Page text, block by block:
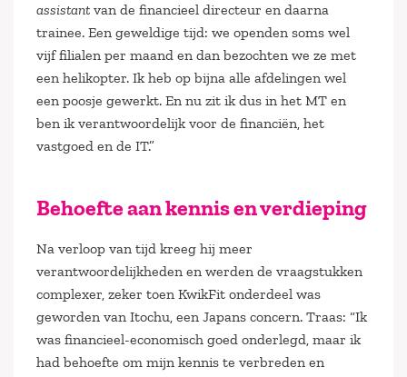
assistant van de financieel directeur en daarna
trainee. Een geweldige tijd: we openden soms wel
vijf filialen per maand en dan bezochten we ze met
een helikopter. Ik heb op bijna alle afdelingen wel
een poosje gewerkt. En nu zit ik dus in het MT en
ben ik verantwoordelijk voor de financiën, het
vastgoed en de IT.”
Behoefte aan kennis en verdieping
Na verloop van tijd kreeg hij meer
verantwoordelijkheden en werden de vraagstukken
complexer, zeker toen KwikFit onderdeel was
geworden van Itochu, een Japans concern. Traas: “Ik
was financieel-economisch goed onderlegd, maar ik
had behoefte om mijn kennis te verbreden en